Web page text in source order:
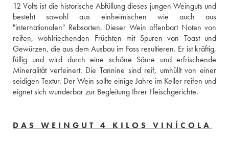
12 Volts ist die historische Abfüllung dieses jungen Weinguts und
besteht sowohl aus einheimischen wie auch aus
"internationalen" Rebsorten. Dieser Wein offenbart Noten von
reifen, wohlriechenden Früchten mit Spuren von Toast und
Gewürzen, die aus dem Ausbau im Fass resultieren. Er ist kräftig,
füllig und wird durch eine schöne Säure und erfrischende
Mineralität verfeinert. Die Tannine sind reif, umhüllt von einer
seidigen Textur. Der Wein sollte einige Jahre im Keller reifen und
eignet sich wunderbar zur Begleitung Ihrer Fleischgerichte.
DAS WEINGUT 4 KILOS VINÍCOLA